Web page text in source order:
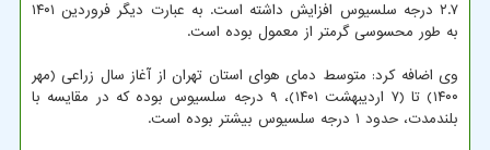
۲.۷ درجه سلسیوس افزایش داشته است. به عبارت دیگر فروردین ۱۴۰۱
به طور محسوسی گرمتر از معمول بوده است.
وی اضافه کرد: متوسط دمای هوای استان تهران از آغاز سال زراعی (مهر
۱۴۰۰) تا (۷ اردیبهشت ۱۴۰۱)، ۹ درجه سلسیوس بوده که در مقایسه با
بلندمدت، حدود ۱ درجه سلسیوس بیشتر بوده است.